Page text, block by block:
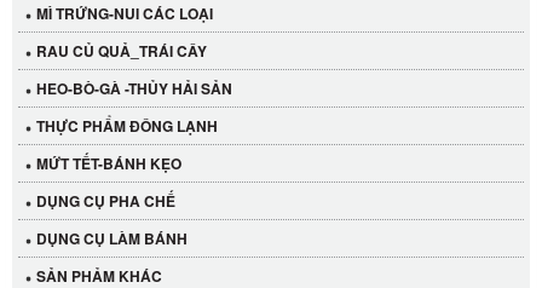
MÌ TRỨNG-NUI CÁC LOẠI
RAU CỦ QUẢ_TRÁI CÂY
HEO-BÒ-GÀ -THỦY HẢI SẢN
THỰC PHẨM ĐÔNG LẠNH
MỨT TẾT-BÁNH KẸO
DỤNG CỤ PHA CHẾ
DỤNG CỤ LÀM BÁNH
SẢN PHẢM KHÁC
Cần Tây Đà Lạt
40.000 VND